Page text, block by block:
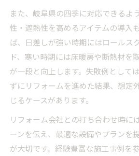
また、岐阜県の四季に対応できるよ
性・遮熱性を高めるアイテムの導入
ば、日差しが強い時期にはロールス
ド、寒い時期には床暖房や断熱材を
が一段と向上します。失敗例として
ずにリフォームを進めた結果、想定
じるケースがあります。
リフォーム会社との打ち合わせ時に
ーンを伝え、最適な設備やプランを
が大切です。経験豊富な施工事例を